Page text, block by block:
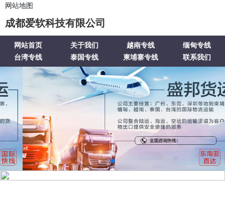
网站地图
成都爱软科技有限公司
网站首页 关于我们 越南专线
缅甸专线
台湾专线
泰国专线 柬埔寨专线 联系我们